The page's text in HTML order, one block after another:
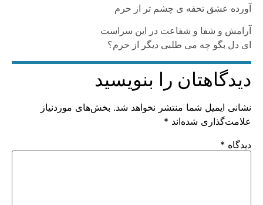
آورده عشق تحفه ی چشم تر از حرم
آرامش و شفا و شفاعت در این سراست
ای دل بگو چه می طلبی دیگر از حرم؟
دیدگاهتان را بنویسید
نشانی ایمیل شما منتشر نخواهد شد. بخش‌های موردنیاز
علامت‌گذاری شده‌اند *
دیدگاه *